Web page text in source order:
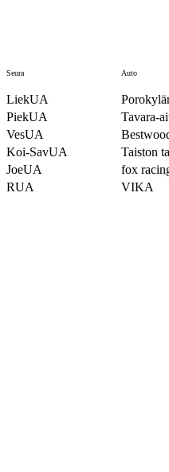
Seura
Auto
LiekUA
PiekUA Tavara-
VesUA
Koi-SavUA Taiston
JoeUA fox
RUA VIKA